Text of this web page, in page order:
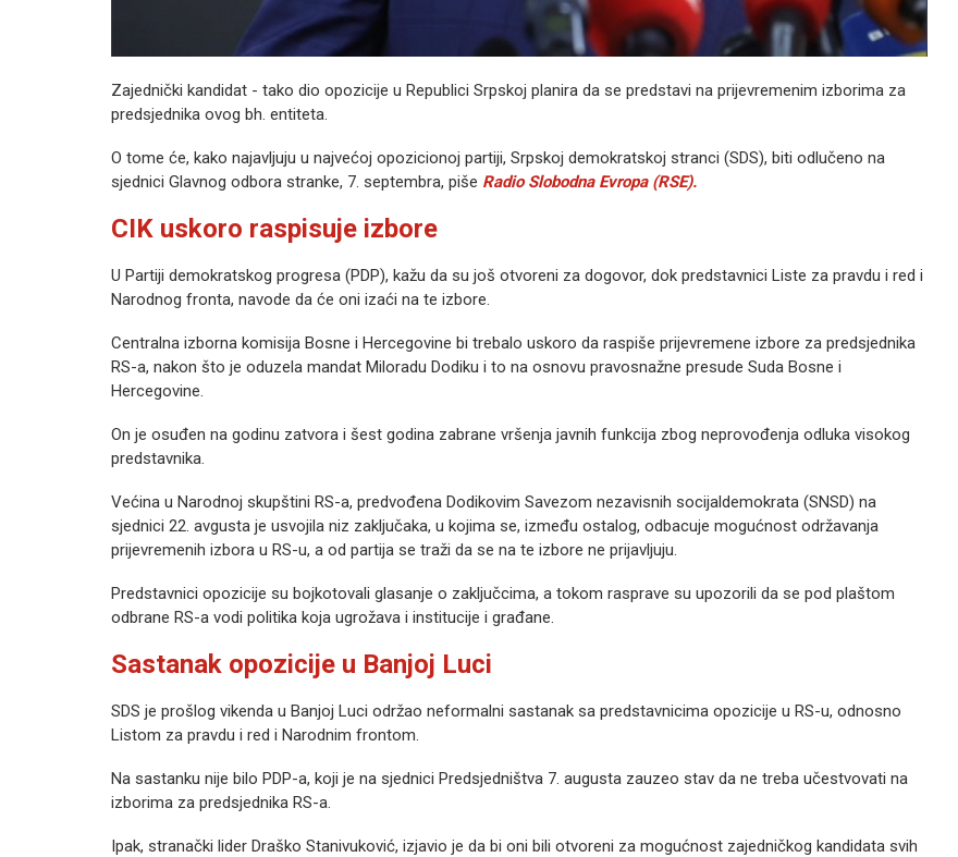
Zajednički kandidat - tako dio opozicije u Republici Srpskoj planira da se predstavi na prijevremenim izborima za
predsjednika ovog bh. entiteta.
O tome će, kako najavljuju u najvećoj opozicionoj partiji, Srpskoj demokratskoj stranci (SDS), biti odlučeno na
sjednici Glavnog odbora stranke, 7. septembra, piše Radio Slobodna Evropa (RSE).
CIK uskoro raspisuje izbore
U Partiji demokratskog progresa (PDP), kažu da su još otvoreni za dogovor, dok predstavnici Liste za pravdu i red i
Narodnog fronta, navode da će oni izaći na te izbore.
Centralna izborna komisija Bosne i Hercegovine bi trebalo uskoro da raspiše prijevremene izbore za predsjednika
RS-a, nakon što je oduzela mandat Miloradu Dodiku i to na osnovu pravosnažne presude Suda Bosne i
Hercegovine.
On je osuđen na godinu zatvora i šest godina zabrane vršenja javnih funkcija zbog neprovođenja odluka visokog
predstavnika.
Većina u Narodnoj skupštini RS-a, predvođena Dodikovim Savezom nezavisnih socijaldemokrata (SNSD) na
sjednici 22. avgusta je usvojila niz zaključaka, u kojima se, između ostalog, odbacuje mogućnost održavanja
prijevremenih izbora u RS-u, a od partija se traži da se na te izbore ne prijavljuju.
Predstavnici opozicije su bojkotovali glasanje o zaključcima, a tokom rasprave su upozorili da se pod plaštom
odbrane RS-a vodi politika koja ugrožava i institucije i građane.
Sastanak opozicije u Banjoj Luci
SDS je prošlog vikenda u Banjoj Luci održao neformalni sastanak sa predstavnicima opozicije u RS-u, odnosno
Listom za pravdu i red i Narodnim frontom.
Na sastanku nije bilo PDP-a, koji je na sjednici Predsjedništva 7. augusta zauzeo stav da ne treba učestvovati na
izborima za predsjednika RS-a.
Ipak, stranački lider Draško Stanivuković, izjavio je da bi oni bili otvoreni za mogućnost zajedničkog kandidata svih